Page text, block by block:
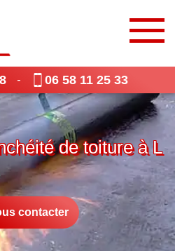
- 06 58 11 25 33
de toiture à L
contacter